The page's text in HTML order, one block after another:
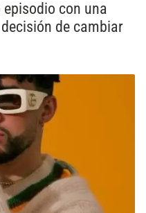
con una
de cambiar